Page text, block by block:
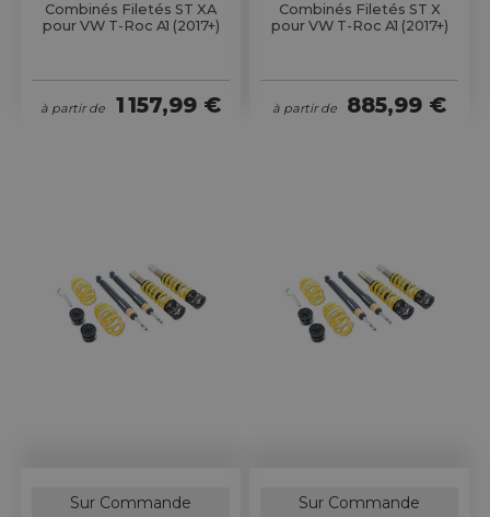
Combinés Filetés ST XA
pour VW T-Roc A1 (2017+)
à partir de 1 157,99 €
Combinés Filetés ST X
pour VW T-Roc A1 (2017+)
à partir de 885,99 €
Sur Commande Sur Commande